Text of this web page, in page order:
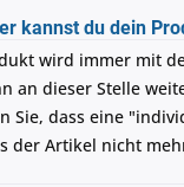
kannst du dein
wird immer mit
an dieser Stelle
Sie, dass eine
der Artikel nicht